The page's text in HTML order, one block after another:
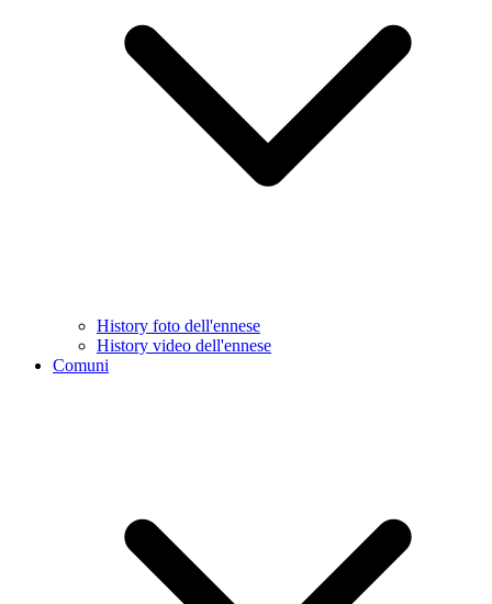
History foto dell'ennese
History video dell'ennese
Comuni